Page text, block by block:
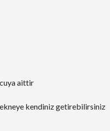
aittir
kendiniz getirebilirsiniz